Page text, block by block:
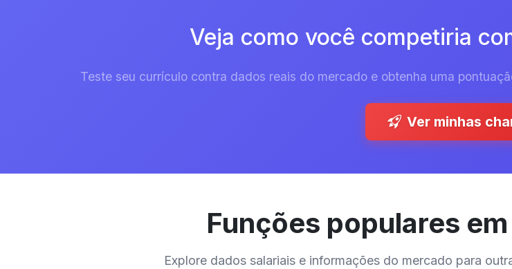
Veja como você competiria
Teste seu currículo contra dados reais do mercado e obtenha uma
Ver minhas
Funções populares
Explore dados salariais e informações do mercado para